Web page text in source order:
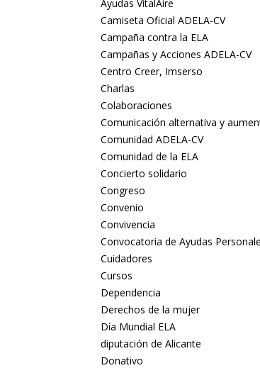
Ayudas VitalAire
Camiseta Oficial ADELA-CV
Campaña contra la ELA
Campañas y Acciones ADELA-CV
Centro Creer, Imserso
Charlas
Colaboraciones
Comunicación alternativa y
Comunidad ADELA-CV
Comunidad de la ELA
Concierto solidario
Congreso
Convenio
Convivencia
Convocatoria de Ayudas
Cuidadores
Cursos
Dependencia
Derechos de la mujer
Día Mundial ELA
diputación de Alicante
Donativo